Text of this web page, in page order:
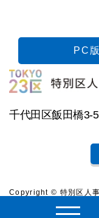
PC
特別区人事・厚生事務
千代田区飯田橋3-
Copyright © 特別区人